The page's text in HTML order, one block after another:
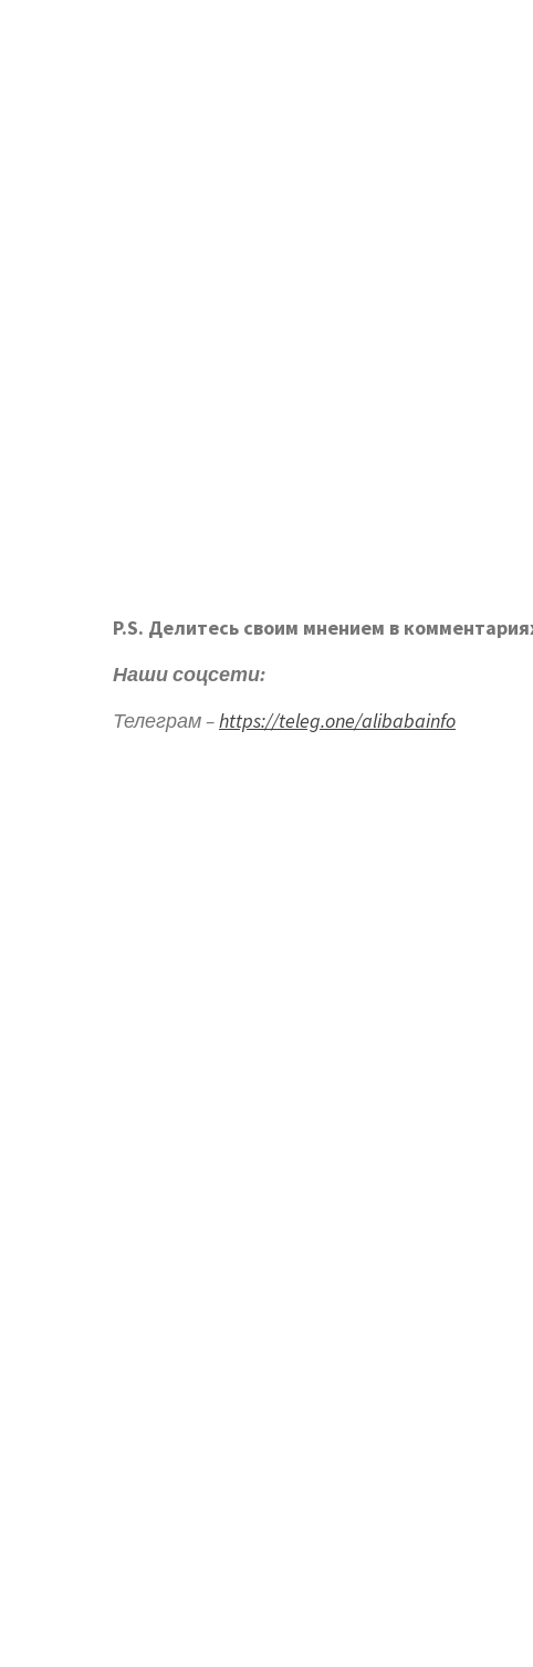
P.S. Делитесь своим мнением в
Наши соцсети:
Телеграм –https://teleg.one/alibabainfo